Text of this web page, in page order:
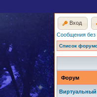
Вход
Сообщения без
Список
Форум